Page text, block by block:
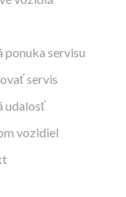
ponuka servisu
servis
udalosť
vozidiel